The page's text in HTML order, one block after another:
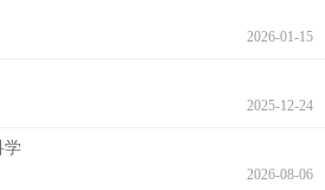
2026-01-15
2025-12-24
学
2026-08-06